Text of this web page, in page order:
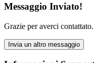
Messaggio Inviato!
Grazie per averci
Invia un altro messaggio